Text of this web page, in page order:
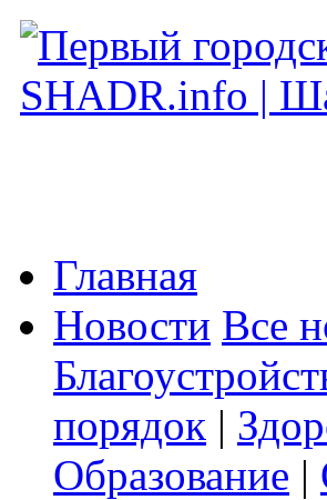
Главная
Новости Все
порядок |
Образование |